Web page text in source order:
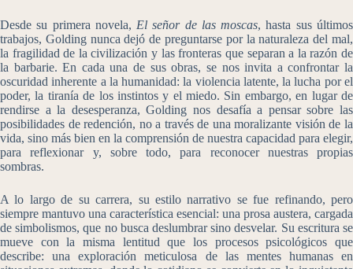
Desde su primera novela, El señor de las moscas, hasta sus últimos
trabajos, Golding nunca dejó de preguntarse por la naturaleza del mal,
la fragilidad de la civilización y las fronteras que separan a la razón de
la barbarie. En cada una de sus obras, se nos invita a confrontar la
oscuridad inherente a la humanidad: la violencia latente, la lucha por el
poder, la tiranía de los instintos y el miedo. Sin embargo, en lugar de
rendirse a la desesperanza, Golding nos desafía a pensar sobre las
posibilidades de redención, no a través de una moralizante visión de la
vida, sino más bien en la comprensión de nuestra capacidad para elegir,
para reflexionar y, sobre todo, para reconocer nuestras propias
sombras.
A lo largo de su carrera, su estilo narrativo se fue refinando, pero
siempre mantuvo una característica esencial: una prosa austera, cargada
de simbolismos, que no busca deslumbrar sino desvelar. Su escritura se
mueve con la misma lentitud que los procesos psicológicos que
describe: una exploración meticulosa de las mentes humanas en